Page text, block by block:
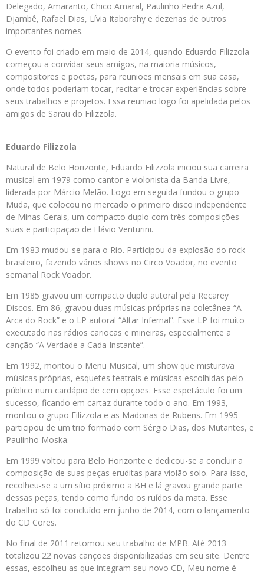
Delegado, Amaranto, Chico Amaral, Paulinho Pedra Azul,
Djambê, Rafael Dias, Lívia Itaborahy e dezenas de outros
importantes nomes.
O evento foi criado em maio de 2014, quando Eduardo Filizzola
começou a convidar seus amigos, na maioria músicos,
compositores e poetas, para reuniões mensais em sua casa,
onde todos poderiam tocar, recitar e trocar experiências sobre
seus trabalhos e projetos. Essa reunião logo foi apelidada pelos
amigos de Sarau do Filizzola.
Eduardo Filizzola
Natural de Belo Horizonte, Eduardo Filizzola iniciou sua carreira
musical em 1979 como cantor e violonista da Banda Livre,
liderada por Márcio Melão. Logo em seguida fundou o grupo
Muda, que colocou no mercado o primeiro disco independente
de Minas Gerais, um compacto duplo com três composições
suas e participação de Flávio Venturini.
Em 1983 mudou-se para o Rio. Participou da explosão do rock
brasileiro, fazendo vários shows no Circo Voador, no evento
semanal Rock Voador.
Em 1985 gravou um compacto duplo autoral pela Recarey
Discos. Em 86, gravou duas músicas próprias na coletânea “A
Arca do Rock” e o LP autoral “Altar Infernal”. Esse LP foi muito
executado nas rádios cariocas e mineiras, especialmente a
canção “A Verdade a Cada Instante”.
Em 1992, montou o Menu Musical, um show que misturava
músicas próprias, esquetes teatrais e músicas escolhidas pelo
público num cardápio de cem opções. Esse espetáculo foi um
sucesso, ficando em cartaz durante todo o ano. Em 1993,
montou o grupo Filizzola e as Madonas de Rubens. Em 1995
participou de um trio formado com Sérgio Dias, dos Mutantes, e
Paulinho Moska.
Em 1999 voltou para Belo Horizonte e dedicou-se a concluir a
composição de suas peças eruditas para violão solo. Para isso,
recolheu-se a um sítio próximo a BH e lá gravou grande parte
dessas peças, tendo como fundo os ruídos da mata. Esse
trabalho só foi concluído em junho de 2014, com o lançamento
do CD Cores.
No final de 2011 retomou seu trabalho de MPB. Até 2013
totalizou 22 novas canções disponibilizadas em seu site. Dentre
essas, escolheu as que integram seu novo CD, Meu nome é